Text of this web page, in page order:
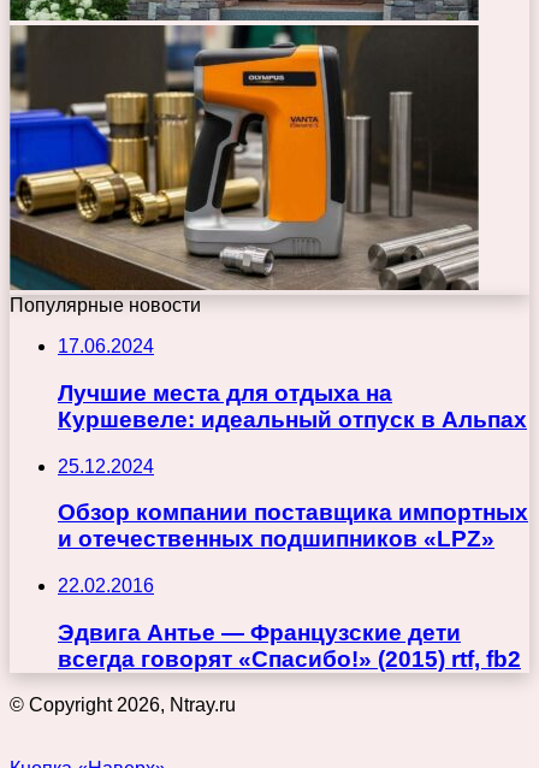
Популярные новости
17.06.2024
Лучшие места для отдыха на
Куршевеле: идеальный отпуск в Альпах
25.12.2024
Обзор компании поставщика импортных
и отечественных подшипников «LPZ»
22.02.2016
Эдвига Антье — Французские дети
всегда говорят «Спасибо!» (2015) rtf, fb2
© Copyright 2026, Ntray.ru